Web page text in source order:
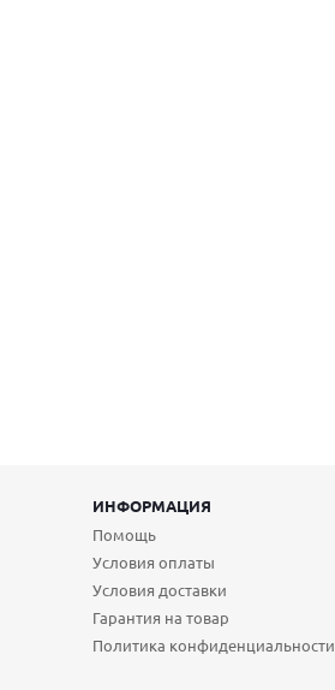
ИНФОРМАЦИЯ
Помощь
Условия оплаты
Условия доставки
Гарантия на товар
Политика конфиденциальности